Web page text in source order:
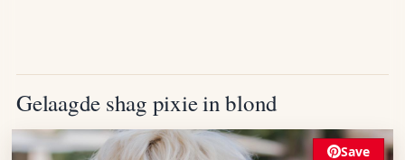
Gelaagde shag pixie in blond
Save